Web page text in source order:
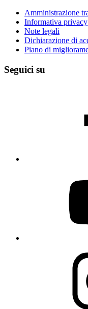
Amministrazione
Informativa privacy
Note legali
Dichiarazione di
Piano di
Seguici su